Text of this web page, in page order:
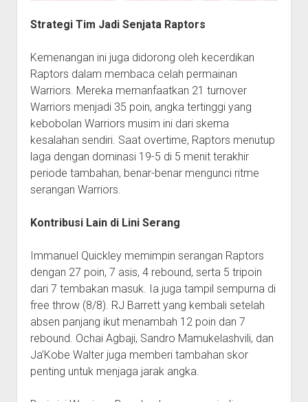
Strategi Tim Jadi Senjata Raptors
Kemenangan ini juga didorong oleh kecerdikan
Raptors dalam membaca celah permainan
Warriors. Mereka memanfaatkan 21 turnover
Warriors menjadi 35 poin, angka tertinggi yang
kebobolan Warriors musim ini dari skema
kesalahan sendiri. Saat overtime, Raptors menutup
laga dengan dominasi 19-5 di 5 menit terakhir
periode tambahan, benar-benar mengunci ritme
serangan Warriors.
Kontribusi Lain di Lini Serang
Immanuel Quickley memimpin serangan Raptors
dengan 27 poin, 7 asis, 4 rebound, serta 5 tripoin
dari 7 tembakan masuk. Ia juga tampil sempurna di
free throw (8/8). RJ Barrett yang kembali setelah
absen panjang ikut menambah 12 poin dan 7
rebound. Ochai Agbaji, Sandro Mamukelashvili, dan
Ja’Kobe Walter juga memberi tambahan skor
penting untuk menjaga jarak angka.